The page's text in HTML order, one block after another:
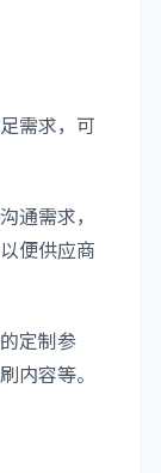
需求，可
需求，
便供应商
定制参
内容等。